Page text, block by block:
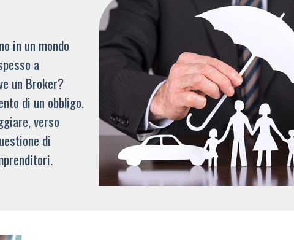
in un mondo
a
un Broker?
di un obbligo.
verso
di